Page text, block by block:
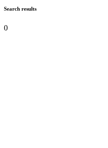
Search results
0